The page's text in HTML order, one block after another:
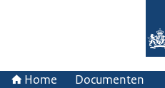
Home Documenten